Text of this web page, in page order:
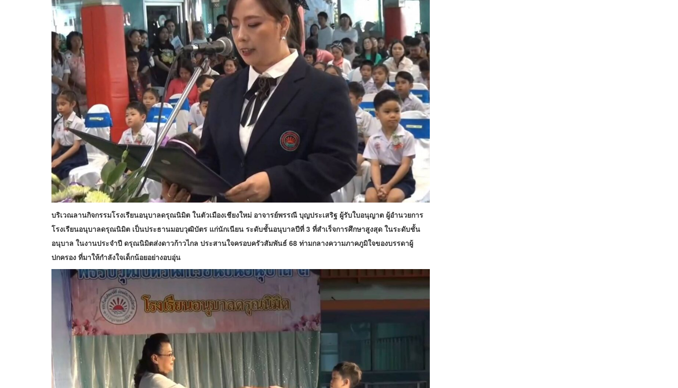
บริเวณลานกิจกรรมโรงเรียนอนุบาลดรุณนิมิต ในตัวเมืองเชียงใหม่ อาจารย์พรรณี บุญประเสริฐ ผู้รับใบอนุญาต ผู้อำนวยการ
โรงเรียนอนุบาลดรุณนิมิต เป็นประธานมอบวุฒิบัตร แก่นักเนียน ระดับชั้นอนุบาลปีที่ 3 ที่สำเร็จการศึกษาสูงสุด ในระดับชั้น
อนุบาล ในงานประจำปี ดรุณนิมิตส่งดาวก้าวไกล ประสานใจครอบครัวสัมพันธ์ 68 ท่ามกลางความภาคภูมิใจของบรรดาผู้
ปกครอง ที่มาให้กำลังใจเด็กน้อยอย่างอบอุ่น